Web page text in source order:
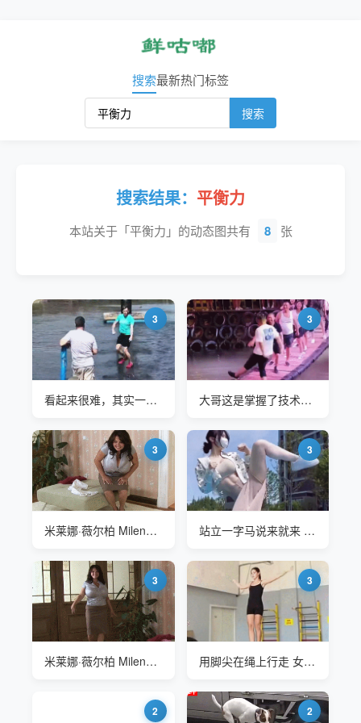
搜索最新热门标签
搜索
搜索结果： 平衡力
本站关于「平衡力」的动态图共有 8 张
3
看起来很难，其实一点都不简单
3
大哥这是掌握了技术核心，平衡力超强
3
米莱娜·薇尔柏 Milena Velba 如此负重平衡力要很强吧
3
站立一字马说来就来 平衡力都相当牛
3
米莱娜·薇尔柏 Milena Velba 如此负重平衡力要很强吧
3
用脚尖在绳上行走 女孩平衡力太强了
2 2